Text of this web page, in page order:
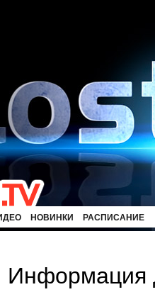
НОВИНКИ РАСПИСАНИЕ
Информация